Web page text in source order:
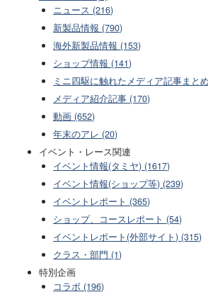
ニュース (216)
新製品情報 (790)
海外新製品情報 (153)
ショップ情報 (141)
ミニ四駆に触れたメディア記事まと
メディア紹介記事 (170)
動画 (652)
年末のアレ (20)
イベント・レース関連
イベント情報(タミヤ) (1617)
イベント情報(ショップ等) (239)
イベントレポート (365)
ショップ、コースレポート (54)
イベントレポート(外部サイト) (315)
クラス・部門 (1)
特別企画
コラボ (196)